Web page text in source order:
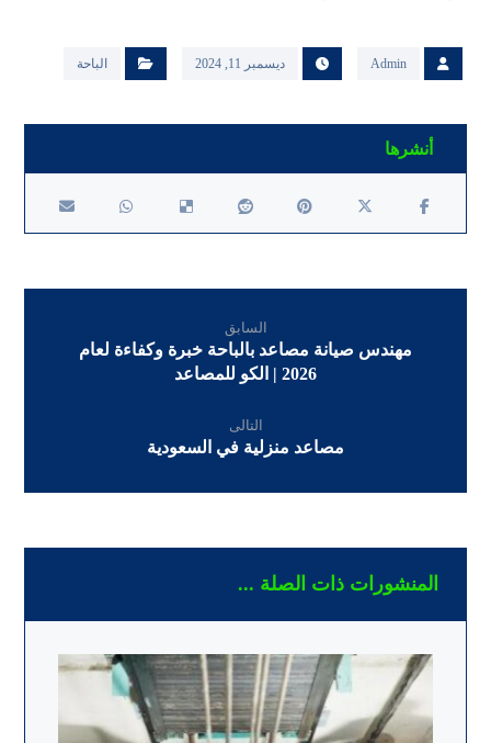
Admin ديسمبر 11, 2024 الباحة
السابق
مهندس صيانة مصاعد بالباحة خبرة وكفاءة لعام
2026 | الكو للمصاعد
التالى
مصاعد منزلية في السعودية
المنشورات ذات الصلة ...